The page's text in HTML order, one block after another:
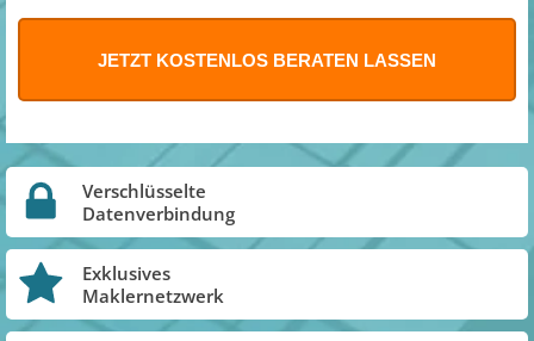
Verschlüsselte
Datenverbindung
Exklusives
Maklernetzwerk